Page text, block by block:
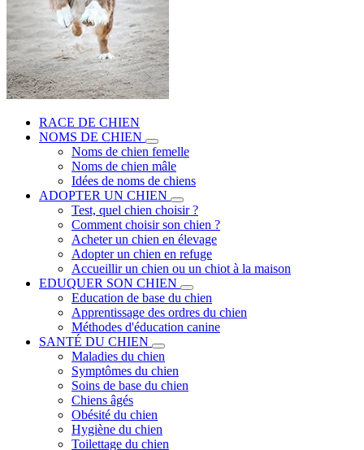
RACE DE CHIEN
NOMS DE CHIEN
Noms de chien femelle
Noms de chien mâle
Idées de noms de chiens
ADOPTER UN CHIEN
Test, quel chien choisir ?
Comment choisir son chien ?
Acheter un chien en élevage
Adopter un chien en refuge
Accueillir un chien ou un chiot à la maison
EDUQUER SON CHIEN
Education de base du chien
Apprentissage des ordres du chien
Méthodes d'éducation canine
SANTÉ DU CHIEN
Maladies du chien
Symptômes du chien
Soins de base du chien
Chiens âgés
Obésité du chien
Hygiène du chien
Toilettage du chien